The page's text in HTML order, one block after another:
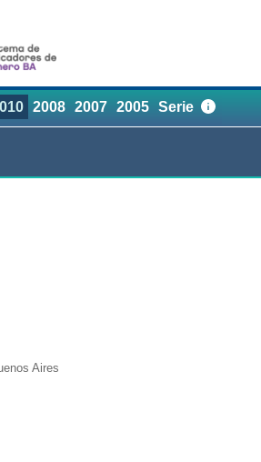
2008 2007 2005 Serie
Aires